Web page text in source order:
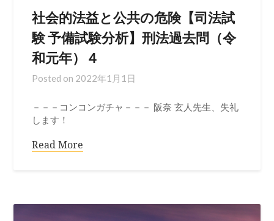
社会的法益と公共の危険【司法試
験 予備試験分析】刑法過去問（令
和元年）４
Posted on 2022年1月1日
－－－コンコンガチャ－－－ 阪奈 玄人先生、失礼
します！
Read More